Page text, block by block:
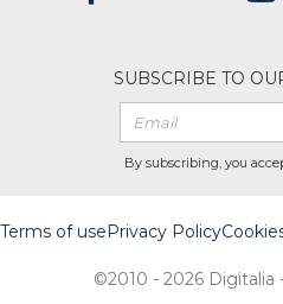
SUBSCRIBE TO
By subscribing, you
Terms of usePrivacy Policy
©2010 - 2026 Digitalia